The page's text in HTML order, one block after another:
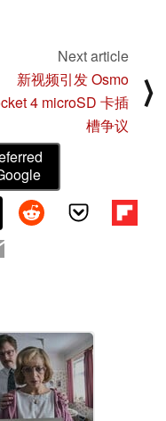
Next article
新视频引发 Osmo
4 microSD 卡插
槽争议
⟩